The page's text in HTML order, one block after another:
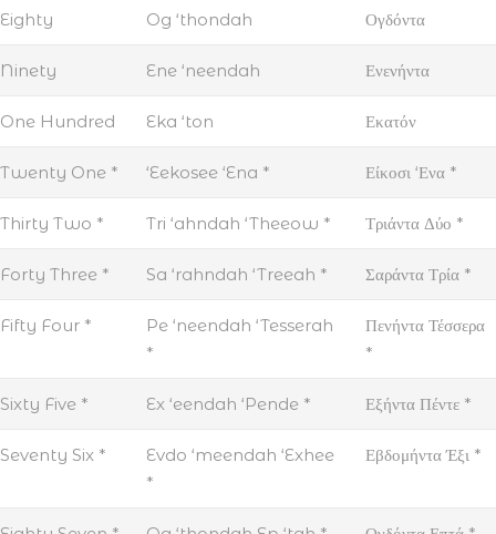
Eighty Og ‘thondah Ογδόντα
Ninety Ene ‘neendah Ενενήντα
One Hundred Eka ‘ton Εκατόν
Twenty One * ‘Eekosee ‘Ena * Είκοσι ‘Ενα *
Thirty Two * Tri ‘ahndah ‘Theeow * Τριάντα Δύο *
Forty Three * Sa ‘rahndah ‘Treeah * Σαράντα Τρία *
Fifty Four *
Pe ‘neendah ‘Tesserah
*
Πενήντα Τέσσερα
*
Sixty Five * Ex ‘eendah ‘Pende * Εξήντα Πέντε *
Seventy Six *
Evdo ‘meendah ‘Exhee
*
Εβδομήντα Έξι *